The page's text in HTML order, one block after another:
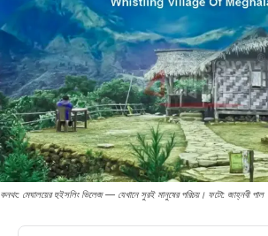
কনথং: মেঘালয়ের হুইসলিং ভিলেজ — যেখানে সুরই মানুষের পরিচয়। ফটো: জাহ্নবী পাল